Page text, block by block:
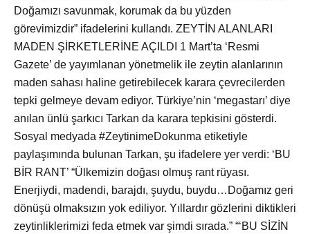
Doğamızı savunmak, korumak da bu yüzden
görevimizdir” ifadelerini kullandı. ZEYTİN ALANLARI
MADEN ŞİRKETLERİNE AÇILDI 1 Mart’ta ‘Resmi
Gazete’ de yayımlanan yönetmelik ile zeytin alanlarının
maden sahası haline getirebilecek karara çevrecilerden
tepki gelmeye devam ediyor. Türkiye’nin ‘megastarı’ diye
anılan ünlü şarkıcı Tarkan da karara tepkisini gösterdi.
Sosyal medyada #ZeytinimeDokunma etiketiyle
paylaşımında bulunan Tarkan, şu ifadelere yer verdi: ‘BU
BİR RANT’ “Ülkemizin doğası olmuş rant rüyası.
Enerjiydi, madendi, barajdı, şuydu, buydu…Doğamız geri
dönüşü olmaksızın yok ediliyor. Yıllardır gözlerini diktikleri
zeytinliklerimizi feda etmek var şimdi sırada.” “‘BU SİZİN